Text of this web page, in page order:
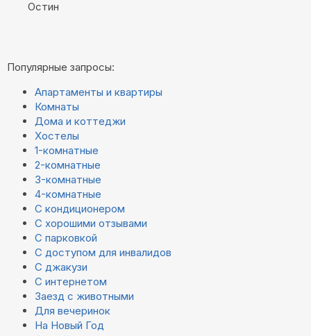
Остин
Популярные запросы:
Апартаменты и квартиры
Комнаты
Дома и коттеджи
Хостелы
1-комнатные
2-комнатные
3-комнатные
4-комнатные
С кондиционером
С хорошими отзывами
С парковкой
С доступом для инвалидов
С джакузи
С интернетом
Заезд с животными
Для вечеринок
На Новый Год